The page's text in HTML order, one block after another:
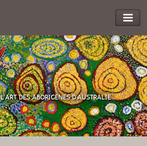
L'ART DES ABORIGENES D'AUSTRALIE